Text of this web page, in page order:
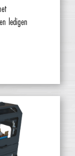
ledigen